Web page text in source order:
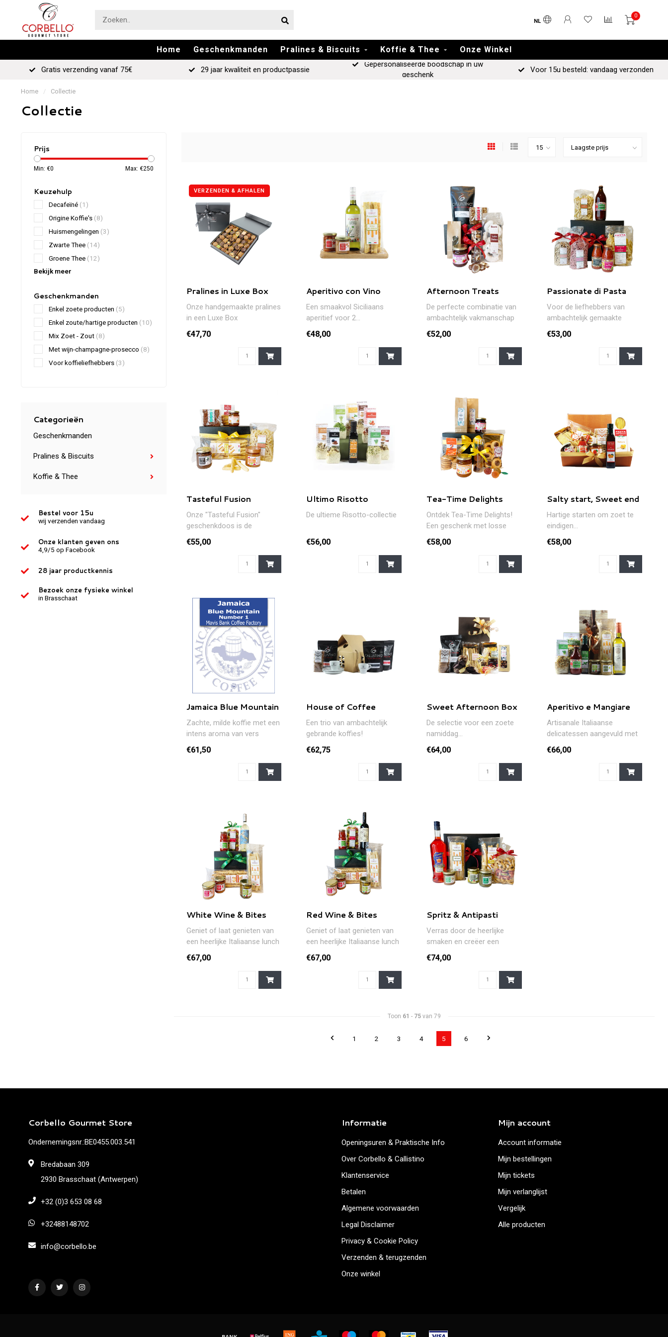
NL
0
Home Geschenkmanden Pralines & Biscuits Koffie & Thee Onze Winkel
Gratis verzending vanaf 75€ 29 jaar kwaliteit en productpassie
Gepersonaliseerde boodschap in uw
geschenk
Voor 15u besteld: vandaag verzonden
Home / Collectie
Collectie
Prijs
Min: €0 Max: €250
Keuzehulp
Decafeïné (1)
Origine Koffie's (8)
Huismengelingen (3)
Zwarte Thee (14)
Groene Thee (12)
Bekijk meer
Geschenkmanden
Enkel zoete producten (5)
Enkel zoute/hartige producten (10)
Mix Zoet - Zout (8)
Met wijn-champagne-prosecco (8)
Voor koffieliefhebbers (3)
Categorieën
Geschenkmanden
Pralines & Biscuits
Koffie & Thee
Bestel voor 15u
wij verzenden vandaag
Onze klanten geven ons
4,9/5 op Facebook
28 jaar productkennis
Bezoek onze fysieke winkel
in Brasschaat
VERZENDEN & AFHALEN
Pralines in Luxe Box
Onze handgemaakte pralines
in een Luxe Box
€47,70
Aperitivo con Vino
Een smaakvol Siciliaans
aperitief voor 2...
€48,00
Afternoon Treats
De perfecte combinatie van
ambachtelijk vakmanschap
en onvergetelijke
smaakbelev..
€52,00
Passionate di Pasta
Voor de liefhebbers van
ambachtelijk gemaakte
pasta's en artisanale salsa's..
€53,00
Tasteful Fusion
Onze "Tasteful Fusion"
geschenkdoos is de
perfecte combinatie van
zoete en zoute..
€55,00
Ultimo Risotto
De ultieme Risotto-collectie
€56,00
Tea-Time Delights
Ontdek Tea-Time Delights!
Een geschenk met losse
thee, confituur, biscuits en p..
€58,00
Salty start, Sweet end
Hartige starten om zoet te
eindigen...
€58,00
Jamaica Blue Mountain
Zachte, milde koffie met een
intens aroma van vers
gefermenteerd zoet fruit en
t..
€61,50
House of Coffee
Een trio van ambachtelijk
gebrande koffies!
€62,75
Sweet Afternoon Box
De selectie voor een zoete
namiddag...
€64,00
Aperitivo e Mangiare
Artisanale Italiaanse
delicatessen aangevuld met
een heerlijke Siciliaanse
wijn...
€66,00
White Wine & Bites
Geniet of laat genieten van
een heerlijke Italiaanse lunch
€67,00
Red Wine & Bites
Geniet of laat genieten van
een heerlijke Italiaanse lunch
€67,00
Spritz & Antipasti
Verras door de heerlijke
smaken en creëer een
verge..
€74,00
Toon 61 - 75van 79
1 2 3 4 5 6
Corbello Gourmet Store
Ondernemingsnr.:BE0455.003.541
Bredabaan 309
2930 Brasschaat (Antwerpen)
+32 (0)3 653 08 68
+32488148702
info@corbello.be
Informatie
Openingsuren & Praktische Info
Over Corbello & Callistino
Klantenservice
Betalen
Algemene voorwaarden
Legal Disclaimer
Privacy & Cookie Policy
Verzenden & terugzenden
Onze winkel
Mijn account
Account informatie
Mijn bestellingen
Mijn tickets
Mijn verlanglijst
Vergelijk
Alle producten